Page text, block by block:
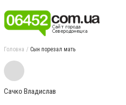
Головна Сын порезал мать
Сачко Владислав